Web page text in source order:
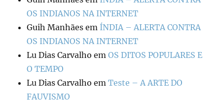
OS INDIANOS NA INTERNET
Guih Manhães em ÍNDIA – ALERTA CONTRA
OS INDIANOS NA INTERNET
Lu Dias Carvalho emOS DITOS POPULARES E
O TEMPO
Lu Dias Carvalho emTeste – A ARTE DO
FAUVISMO